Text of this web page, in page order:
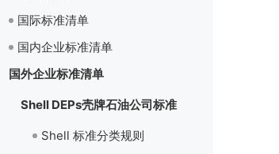
国际标准清单
国内企业标准清单
国外企业标准清单
Shell DEPs壳牌石油公司标准
Shell 标准分类规则